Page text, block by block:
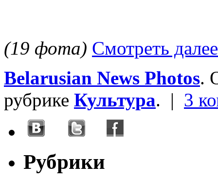
(19 фота) Смотреть
Belarusian News Photos.
рубрике Культура. | 3
Рубрики